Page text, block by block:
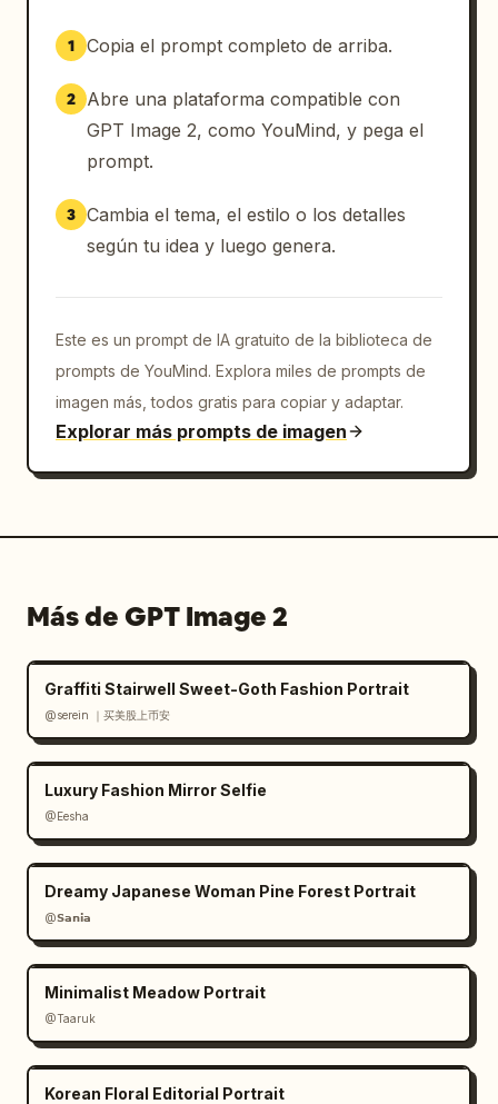
1 Copia el prompt completo de arriba.
2
Abre una plataforma compatible con
GPT Image 2, como YouMind, y pega el
prompt.
3 Cambia el tema, el estilo o los detalles
según tu idea y luego genera.
Este es un prompt de IA gratuito de la biblioteca de
prompts de YouMind. Explora miles de prompts de
imagen más, todos gratis para copiar y adaptar.
Explorar más prompts de imagen
Más de GPT Image 2
Graffiti Stairwell Sweet-Goth Fashion Portrait
@serein ｜买美股上币安
Luxury Fashion Mirror Selfie
@Eesha
Dreamy Japanese Woman Pine Forest Portrait
@𝗦𝗮𝗻𝗶𝗮
Minimalist Meadow Portrait
@Taaruk
Korean Floral Editorial Portrait